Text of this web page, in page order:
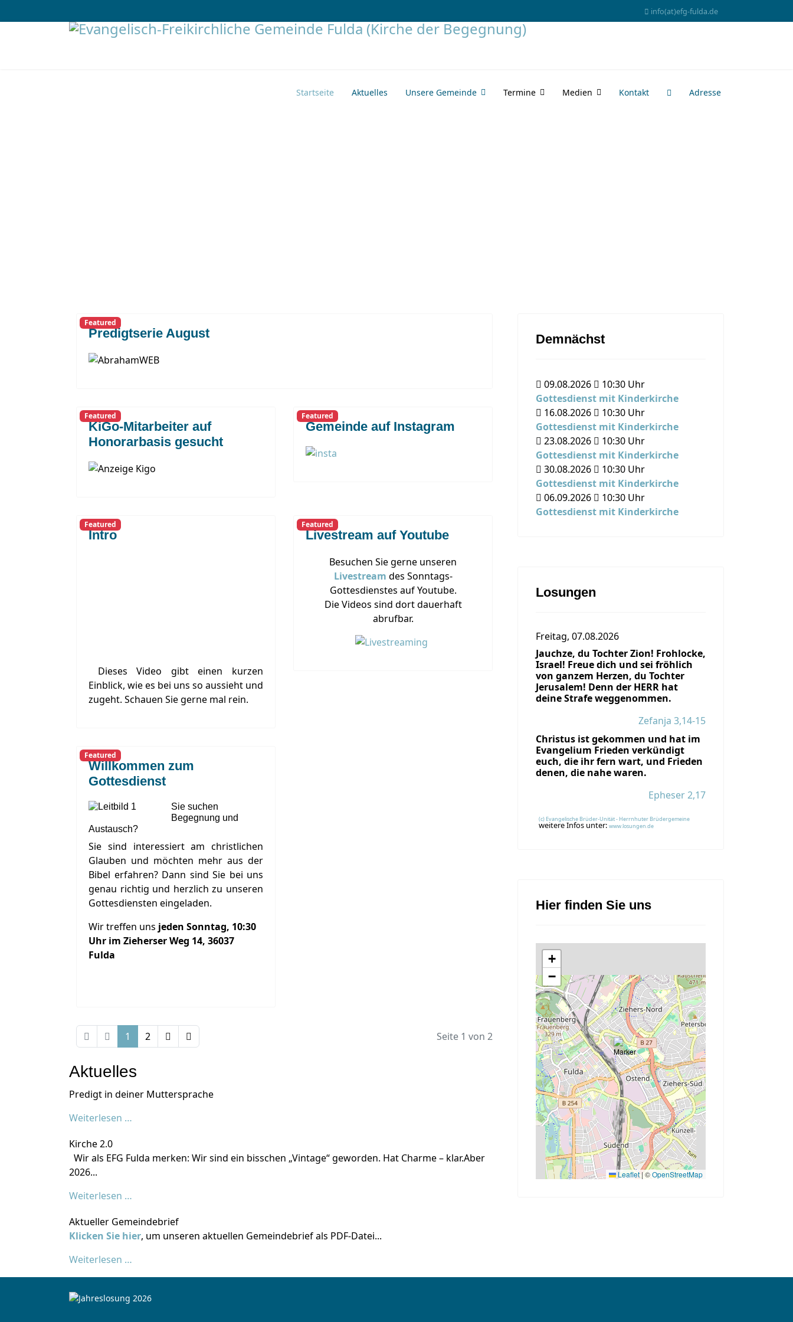
info(at)efg-fulda.de
Startseite Aktuelles Unsere Gemeinde Termine Medien Kontakt Adresse
Featured
Predigtserie August
Featured
KiGo-Mitarbeiter auf
Honorarbasis gesucht
Featured
Gemeinde auf Instagram
Featured
Intro
Dieses Video gibt einen kurzen
Einblick, wie es bei uns so aussieht und
zugeht. Schauen Sie gerne mal rein.
Featured
Livestream auf Youtube
Besuchen Sie gerne unseren
Livestream des Sonntags-
Gottesdienstes auf Youtube.
Die Videos sind dort dauerhaft
abrufbar.
Featured
Willkommen zum
Gottesdienst
Sie suchen
Begegnung und
Austausch?
Sie sind interessiert am christlichen
Glauben und möchten mehr aus der
Bibel erfahren? Dann sind Sie bei uns
genau richtig und herzlich zu unseren
Gottesdiensten eingeladen.
Wir treffen uns jeden Sonntag, 10:30
Uhr im Zieherser Weg 14, 36037
Fulda
1 2 Seite 1 von 2
Aktuelles
Predigt in deiner Muttersprache
Weiterlesen …
Kirche 2.0
Wir als EFG Fulda merken: Wir sind ein bisschen „Vintage“ geworden. Hat Charme – klar.Aber
2026...
Weiterlesen …
Aktueller Gemeindebrief
Klicken Sie hier, um unseren aktuellen Gemeindebrief als PDF-Datei...
Weiterlesen …
Demnächst
09.08.2026 10:30 Uhr
Gottesdienst mit Kinderkirche
16.08.2026
10:30 Uhr
Gottesdienst mit Kinderkirche
23.08.2026
10:30 Uhr
Gottesdienst mit Kinderkirche
30.08.2026
10:30 Uhr
Gottesdienst mit Kinderkirche
06.09.2026
10:30 Uhr
Gottesdienst mit Kinderkirche
Losungen
Freitag, 07.08.2026
Jauchze, du Tochter Zion! Frohlocke,
Israel! Freue dich und sei fröhlich
von ganzem Herzen, du Tochter
Jerusalem! Denn der HERR hat
deine Strafe weggenommen.
Zefanja 3,14-15
Christus ist gekommen und hat im
Evangelium Frieden verkündigt
euch, die ihr fern wart, und Frieden
denen, die nahe waren.
Epheser 2,17
(c) Evangelische Brüder-Unität - Herrnhuter Brüdergemeine
weitere Infos unter: www.losungen.de
Hier finden Sie uns
+
−
Leaflet|©OpenStreetMap